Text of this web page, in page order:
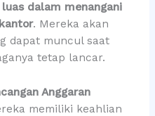
dalam menangani
. Mereka akan
dapat muncul saat
tetap lancar.
Anggaran
memiliki keahlian